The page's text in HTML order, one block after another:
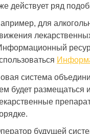
15.08.2018
Аудит выполняла Ольга
Выражаем ей
за высокую
и отличный результат на
действует ряд
для
система
будет размещаться
будущей